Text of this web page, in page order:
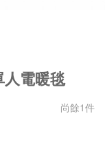
電暖毯
尚餘1件